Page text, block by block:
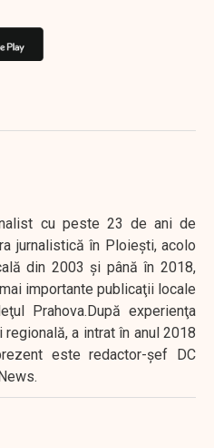
cu peste 23 de ani de
jurnalistică în Ploieşti, acolo
din 2003 şi până în 2018,
importante publicaţii locale
Prahova.După experienţa
a intrat în anul 2018
este redactor-şef DC